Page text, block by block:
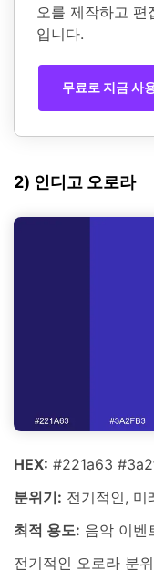
오를 제작하고 편
입니다.
무료로 지금 사
2) 인디고 오로라
HEX: #221a63
분위기: 전기적인, 미
최적 용도: 음악 이벤
전기적인 오로라 분